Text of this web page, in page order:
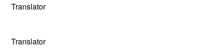
Translator
Translator